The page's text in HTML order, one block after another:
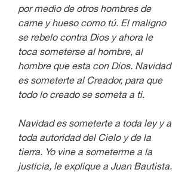
por medio de otros hombres de
carne y hueso como tú. El maligno
se rebelo contra Dios y ahora le
toca someterse al hombre, al
hombre que esta con Dios. Navidad
es someterte al Creador, para que
todo lo creado se someta a ti.
Navidad es someterte a toda ley y a
toda autoridad del Cielo y de la
tierra. Yo vine a someterme a la
justicia, le explique a Juan Bautista.